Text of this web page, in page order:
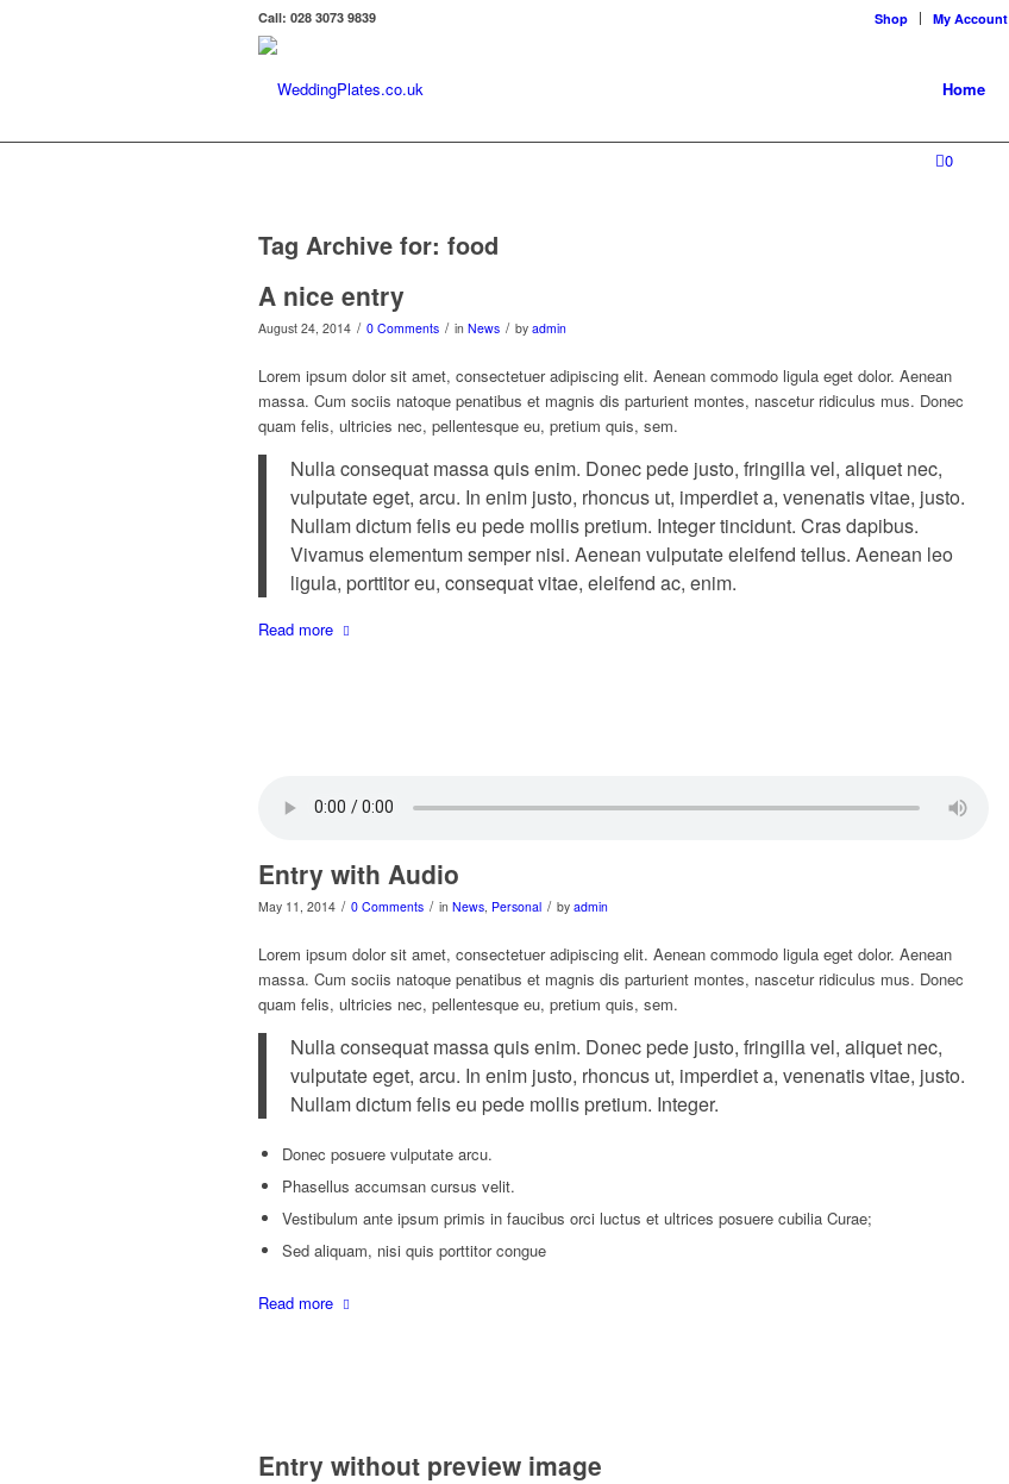
Shop My Account
Call: 028 3073 9839
Home
0
Tag Archive for: food
A nice entry
August 24, 2014 / 0 Comments / in News / by admin
Lorem ipsum dolor sit amet, consectetuer adipiscing elit. Aenean commodo ligula eget dolor. Aenean
massa. Cum sociis natoque penatibus et magnis dis parturient montes, nascetur ridiculus mus. Donec
quam felis, ultricies nec, pellentesque eu, pretium quis, sem.
Nulla consequat massa quis enim. Donec pede justo, fringilla vel, aliquet nec,
vulputate eget, arcu. In enim justo, rhoncus ut, imperdiet a, venenatis vitae, justo.
Nullam dictum felis eu pede mollis pretium. Integer tincidunt. Cras dapibus.
Vivamus elementum semper nisi. Aenean vulputate eleifend tellus. Aenean leo
ligula, porttitor eu, consequat vitae, eleifend ac, enim.
Read more
Entry with Audio
May 11, 2014 / 0 Comments / in News Personal / by admin
Lorem ipsum dolor sit amet, consectetuer adipiscing elit. Aenean commodo ligula eget dolor. Aenean
massa. Cum sociis natoque penatibus et magnis dis parturient montes, nascetur ridiculus mus. Donec
quam felis, ultricies nec, pellentesque eu, pretium quis, sem.
Nulla consequat massa quis enim. Donec pede justo, fringilla vel, aliquet nec,
vulputate eget, arcu. In enim justo, rhoncus ut, imperdiet a, venenatis vitae, justo.
Nullam dictum felis eu pede mollis pretium. Integer.
Donec posuere vulputate arcu.
Phasellus accumsan cursus velit.
Vestibulum ante ipsum primis in faucibus orci luctus et ultrices posuere cubilia Curae;
Sed aliquam, nisi quis porttitor congue
Read more
Entry without preview image